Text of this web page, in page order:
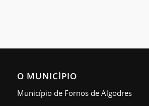
O MUNICÍPIO
Município de Fornos de Algodres